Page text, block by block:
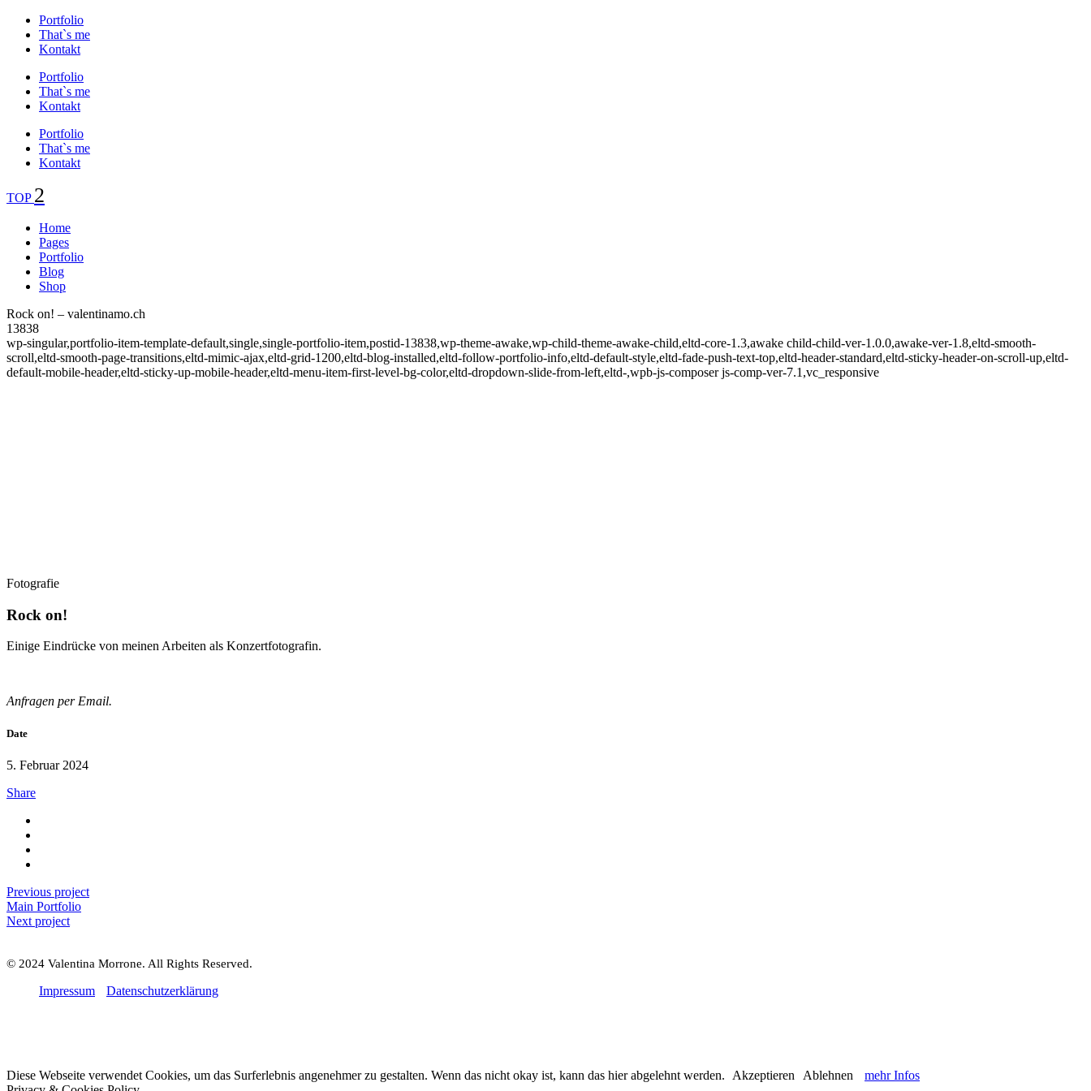
Portfolio
That`s me
Kontakt
Portfolio
That`s me
Kontakt
Portfolio
That`s me
Kontakt
TOP
Home
Pages
Portfolio
Blog
Shop
Rock on! – valentinamo.ch
13838
wp-singular,portfolio-item-template-default,single,single-portfolio-item,postid-13838,wp-theme-awake,wp-child-theme-awake-child,eltd-core-1.3,awake child-child-ver-1.0.0,awake-ver-1.8,eltd-smooth-
scroll,eltd-smooth-page-transitions,eltd-mimic-ajax,eltd-grid-1200,eltd-blog-installed,eltd-follow-portfolio-info,eltd-default-style,eltd-fade-push-text-top,eltd-header-standard,eltd-sticky-header-on-scroll-up,eltd-
default-mobile-header,eltd-sticky-up-mobile-header,eltd-menu-item-first-level-bg-color,eltd-dropdown-slide-from-left,eltd-,wpb-js-composer js-comp-ver-7.1,vc_responsive
Fotografie
Rock on!
Einige Eindrücke von meinen Arbeiten als Konzertfotografin.
Anfragen per Email.
Date
5. Februar 2024
Share
Previous project
Main Portfolio
Next project
© 2024 Valentina Morrone. All Rights Reserved.
Impressum Datenschutzerklärung
Diese Webseite verwendet Cookies, um das Surferlebnis angenehmer zu gestalten. Wenn das nicht okay ist, kann das hier abgelehnt werden. Akzeptieren Ablehnen
mehr Infos